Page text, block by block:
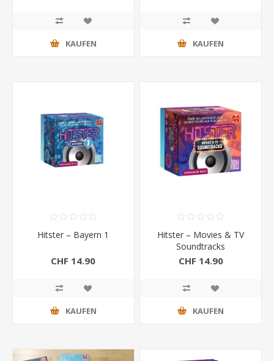
KAUFEN KAUFEN
Hitster – Bayern 1
CHF 14.90
KAUFEN
Hitster – Movies & TV
Soundtracks
CHF 14.90
KAUFEN